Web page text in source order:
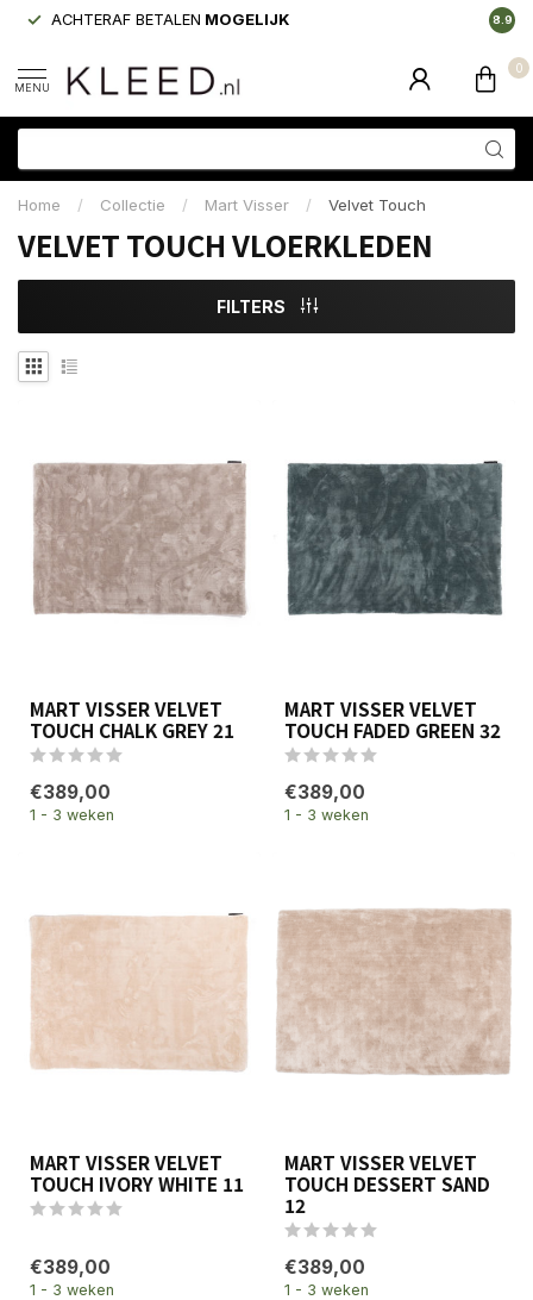
ACHTERAF BETALEN MOGELIJK 8.9
MENU
0
Home / Collectie / Mart Visser / Velvet Touch
VELVET TOUCH VLOERKLEDEN
FILTERS
MART VISSER VELVET
TOUCH CHALK GREY 21
€389,00
1 - 3 weken
MART VISSER VELVET
TOUCH FADED GREEN 32
€389,00
1 - 3 weken
MART VISSER VELVET
TOUCH IVORY WHITE 11
€389,00
1 - 3 weken
MART VISSER VELVET
TOUCH DESSERT SAND
12
€389,00
1 - 3 weken